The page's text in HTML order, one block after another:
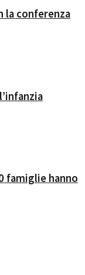
la conferenza
famiglie hanno